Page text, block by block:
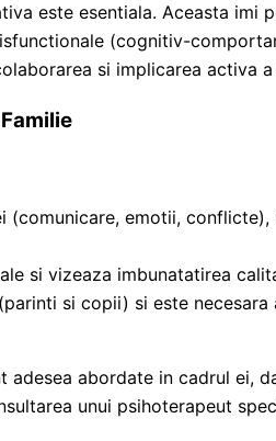
este esentiala. Aceasta
(cognitiv-
si implicarea activa
emotii,
si vizeaza imbunatatirea
si copii) si este
adesea abordate in cadrul
unui psihoterapeut